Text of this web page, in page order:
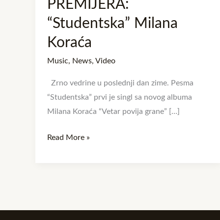
PREMIJERA:
“Studentska” Milana
Koraća
Music, News, Video
Zrno vedrine u poslednji dan zime. Pesma
“Studentska” prvi je singl sa novog albuma
Milana Koraća “Vetar povija grane” […]
Milana
Koraća
Read More »